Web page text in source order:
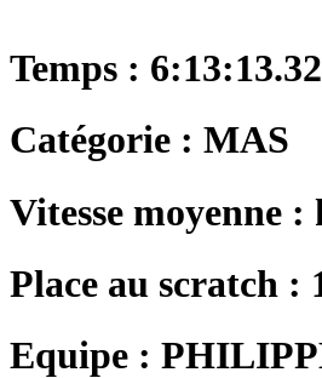
Temps : 6:13:13.32
Catégorie : MAS
Vitesse moyenne :
Place au scratch :
Equipe :